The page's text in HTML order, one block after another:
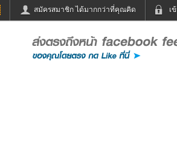
เ
สมัครสมาชิก ได้มากกว่าที่คุณคิด
ฟังวิทยุออนไลน์
Email